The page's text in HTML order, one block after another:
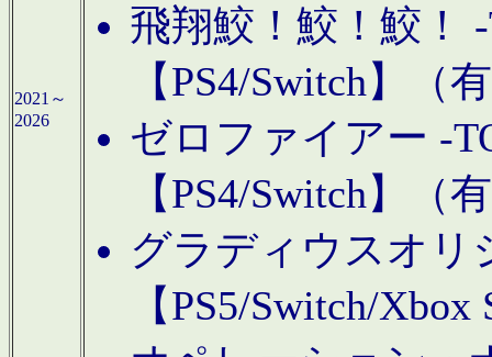
2021～
2026
飛翔鮫！鮫！鮫！
【PS4/Switch】（
ゼロファイアー -
【PS4/Switch】（
グラディウスオリ
【PS5/Switch/